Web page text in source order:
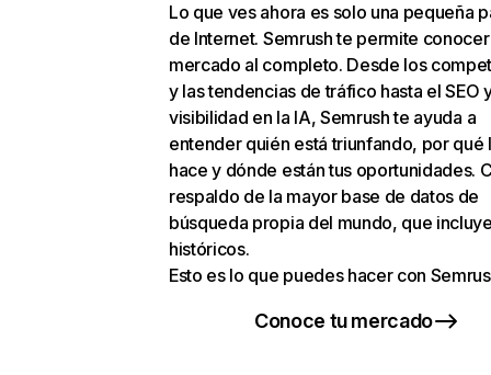
Lo que ves ahora es solo una pequeña
de Internet. Semrush te permite
mercado al completo. Desde los
y las tendencias de tráfico hasta el SEO
visibilidad en la IA, Semrush te ayuda a
entender quién está triunfando, por qué
hace y dónde están tus oportunidades.
respaldo de la mayor base de datos de
búsqueda propia del mundo, que
históricos.
Esto es lo que puedes hacer con
Conoce tu mercado